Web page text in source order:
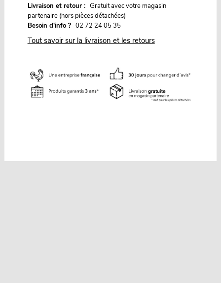
Livraison et retour : Gratuit avec votre magasin
partenaire (hors pièces détachées)
Besoin d'info ? 02 72 24 05 35
Tout savoir sur la livraison et les retours